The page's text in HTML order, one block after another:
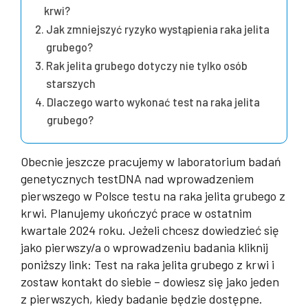
krwi?
Jak zmniejszyć ryzyko wystąpienia raka jelita
grubego?
Rak jelita grubego dotyczy nie tylko osób
starszych
Dlaczego warto wykonać test na raka jelita
grubego?
Obecnie jeszcze pracujemy w laboratorium badań
genetycznych testDNA nad wprowadzeniem
pierwszego w Polsce testu na raka jelita grubego z
krwi. Planujemy ukończyć prace w ostatnim
kwartale 2024 roku. Jeżeli chcesz dowiedzieć się
jako pierwszy/a o wprowadzeniu badania kliknij
poniższy link: Test na raka jelita grubego z krwi i
zostaw kontakt do siebie – dowiesz się jako jeden
z pierwszych, kiedy badanie będzie dostępne.